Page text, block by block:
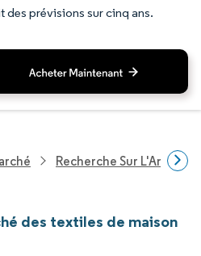
des prévisions sur cinq ans.
Recherche Sur
des textiles de maison